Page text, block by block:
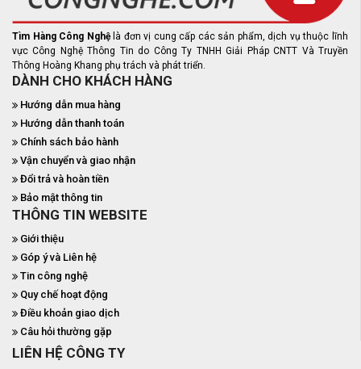
Tìm Hàng Công Nghệ là đơn vị cung cấp các sản phẩm, dịch vụ thuộc lĩnh
vực Công Nghệ Thông Tin do Công Ty TNHH Giải Pháp CNTT Và Truyền
Thông Hoàng Khang phụ trách và phát triển.
DÀNH CHO KHÁCH HÀNG
Hướng dẫn mua hàng
Hướng dẫn thanh toán
Chính sách bảo hành
Vận chuyển và giao nhận
Đổi trả và hoàn tiền
Bảo mật thông tin
THÔNG TIN WEBSITE
Giới thiệu
Góp ý và Liên hệ
Tin công nghệ
Quy chế hoạt động
Điều khoản giao dịch
Câu hỏi thường gặp
LIÊN HỆ CÔNG TY